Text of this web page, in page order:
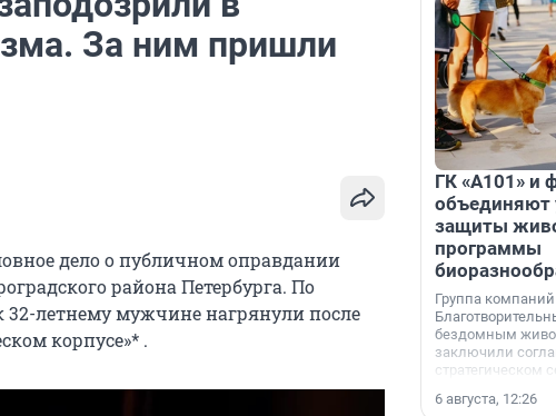
За ним пришли
дело о публичном оправдании
района Петербурга. По
летнему мужчине нагрянули после
корпусе»* .
ГК «А101» и
объединяют
защиты
программы
Группа компаний
бездомным
заключили
стратегическом
6 августа, 12:26